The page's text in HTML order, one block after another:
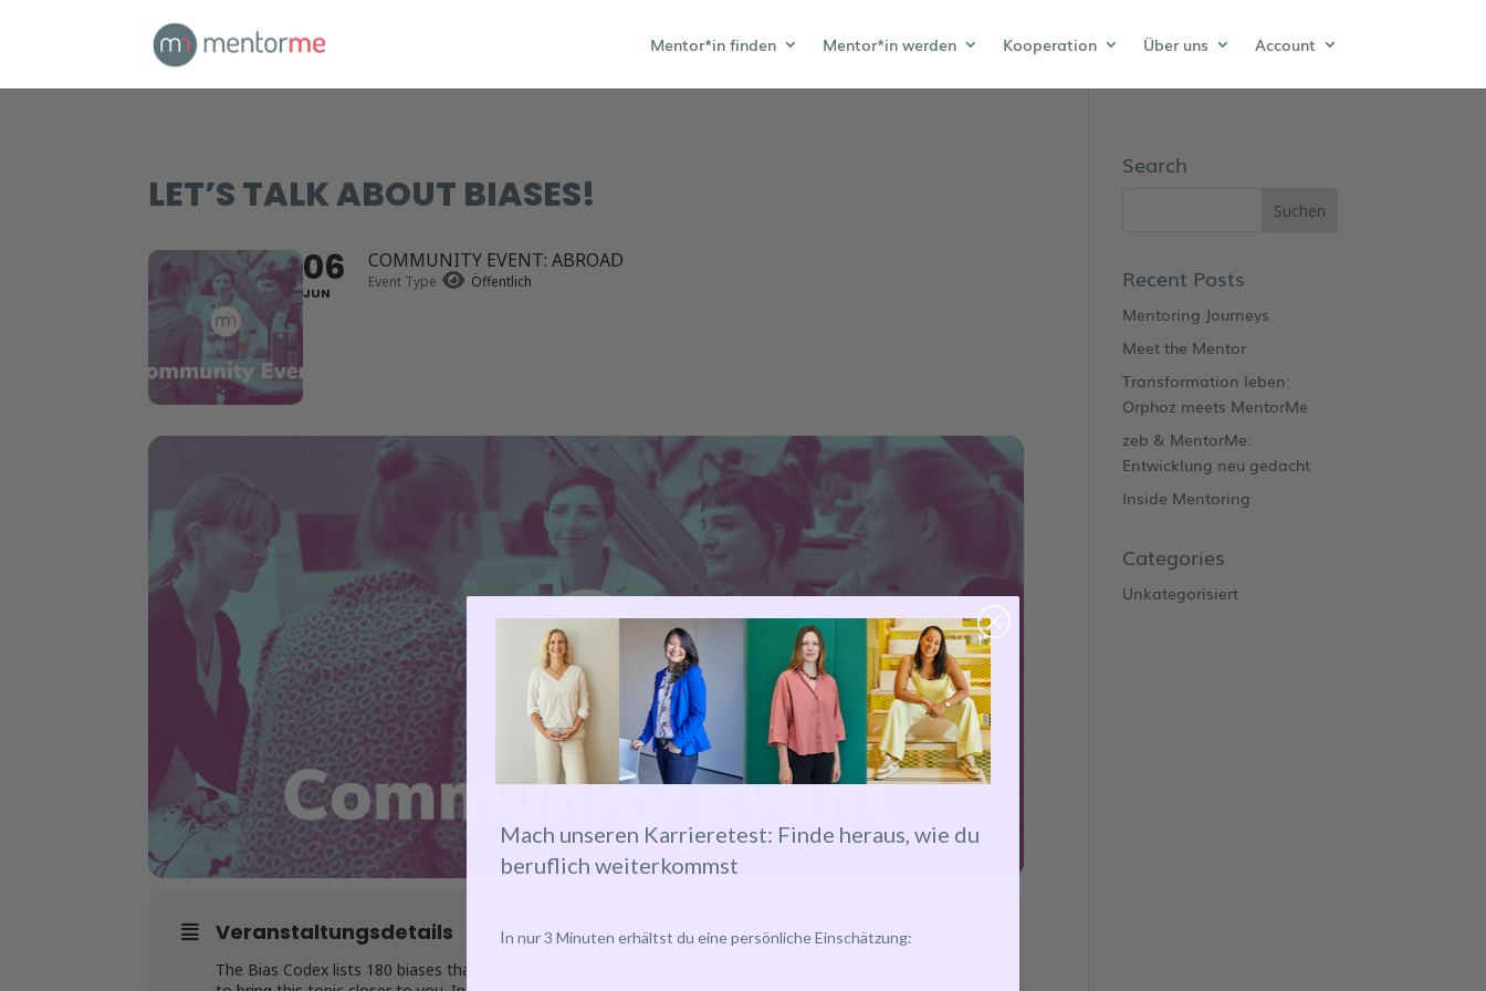
Mentor*in finden Mentor*in werden Kooperation Über uns Account
LET’S TALK ABOUT BIASES!
06
JUN
COMMUNITY EVENT: ABROAD
Event Type Öffentlich
Veranstaltungsdetails
The Bias Codex lists 180 biases that lead to cognitive error. Given prior discussions in our group, we want
Search
Recent Posts
Mentoring Journeys
Meet the Mentor
Transformation leben:
Orphoz meets MentorMe
zeb & MentorMe:
Entwicklung neu gedacht
Inside Mentoring
Categories
Unkategorisiert
Mach unseren Karrieretest: Finde heraus, wie du
beruflich weiterkommst
In nur 3 Minuten erhältst du eine persönliche Einschätzung: